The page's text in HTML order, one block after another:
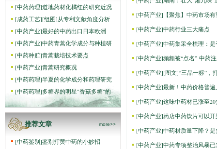
[中药药理]道地药材化橘红的研究近况
[成药工艺][组图]从专利文献角度分析
[中药产业]最好的中药出口日本欧洲
[中药产业]中药青蒿化学成分与种植研
[中药种贮]青蒿栽培技术要点
[中药产业]青蒿研究概况
[中药药理]半夏的化学成分和药理研究
[中药药理]多糖界的明星"香菇多糖"的
推荐文章 more>>
[中药鉴别]鉴别打黄中药的小妙招
[中药产业] 【聚焦】中药市场
[中药产业]中药行业三大痛点
[中药产业]中药集采全梳理：
[中药产业]频频被“点名” 中药
[中药产业][图文]“三品一标”，
[中药产业]最新！中药价格普遍
[中药产业]这味中药材已涨至
[中药产业]药店中药饮片可以
[中药产业]中药材质量下降？
[中药产业]中药专项整治风暴